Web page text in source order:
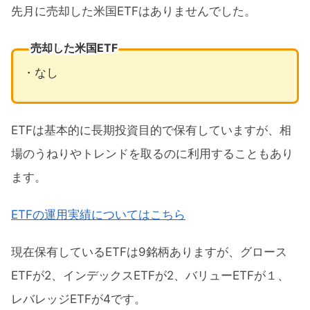
先月に売却した米国ETFはありませんでした。
売却した米国ETF
・なし
ETFは基本的に長期投資目的で保有していますが、相
場のうねりやトレンドを取るのに利用することもあり
ます。
ETFの運用実績についてはこちら
現在保有しているETFは9銘柄ありますが、グロース
ETFが2、インデックスETFが2、バリューETFが１、
レバレッジETFが4です。